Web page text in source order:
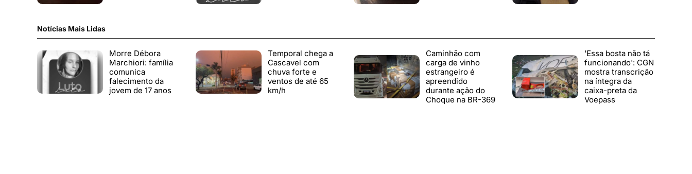
Notícias Mais Lidas
Morre Débora
Marchiori: família
comunica
falecimento da
jovem de 17 anos
Temporal chega a
Cascavel com
chuva forte e
ventos de até 65
km/h
Caminhão com
carga de vinho
estrangeiro é
apreendido
durante ação do
Choque na BR-369
'Essa bosta não tá
funcionando': CGN
mostra transcrição
na íntegra da
caixa-preta da
Voepass